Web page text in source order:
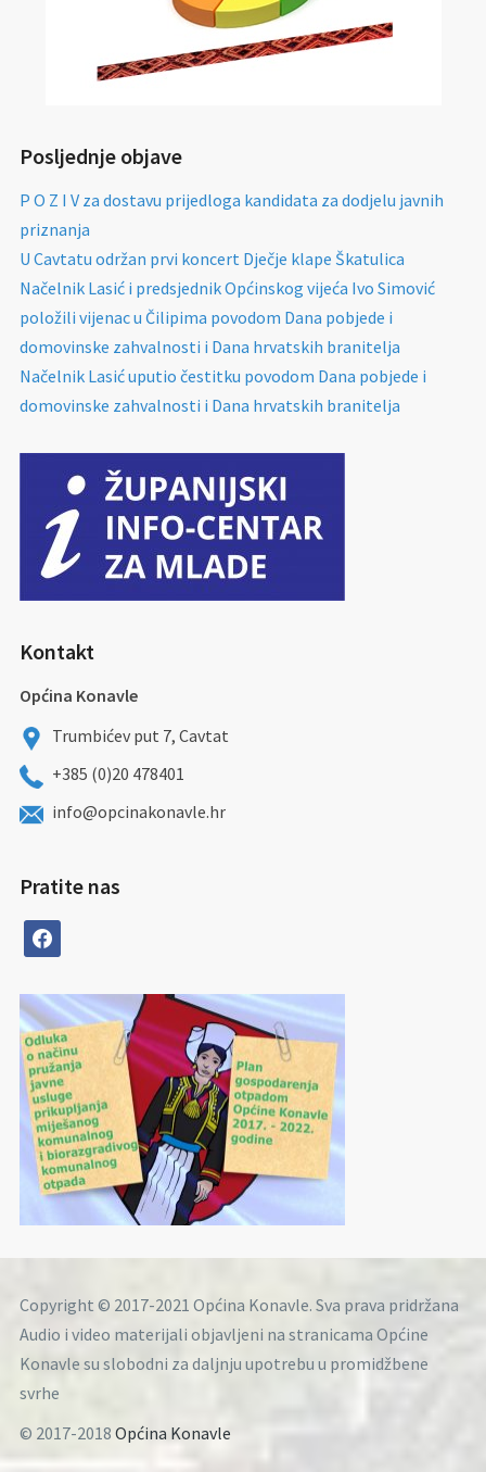
Posljednje objave
P O Z I V za dostavu prijedloga kandidata za dodjelu javnih
priznanja
U Cavtatu održan prvi koncert Dječje klape Škatulica
Načelnik Lasić i predsjednik Općinskog vijeća Ivo Simović
položili vijenac u Čilipima povodom Dana pobjede i
domovinske zahvalnosti i Dana hrvatskih branitelja
Načelnik Lasić uputio čestitku povodom Dana pobjede i
domovinske zahvalnosti i Dana hrvatskih branitelja
Kontakt
Općina Konavle
Trumbićev put 7, Cavtat
+385 (0)20 478401
info@opcinakonavle.hr
Pratite nas
facebook
Copyright © 2017-2021 Općina Konavle. Sva prava pridržana
Audio i video materijali objavljeni na stranicama Općine
Konavle su slobodni za daljnju upotrebu u promidžbene
svrhe
© 2017-2018 Općina Konavle